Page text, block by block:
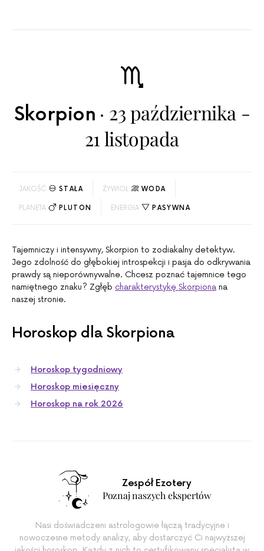
Skorpion
23 października -
21 listopada
JAKOŚĆ STAŁA ŻYWIOŁ WODA
PLANETA PLUTON ENERGIA PASYWNA
Tajemniczy i intensywny, Skorpion to zodiakalny detektyw.
Jego zdolność do głębokiej introspekcji i pasja do odkrywania
prawdy są nieporównywalne. Chcesz poznać tajemnice tego
namiętnego znaku? Zgłęb charakterystykę Skorpiona na
naszej stronie.
Horoskop dla Skorpiona
Horoskop tygodniowy
Horoskop miesięczny
Horoskop na rok 2026
Zespół Ezotery
Poznaj naszych ekspertów
Nasi doświadczeni astrologowie łączą tradycyjne i
nowoczesne metody analizy, aby dostarczyć Ci najwyższej